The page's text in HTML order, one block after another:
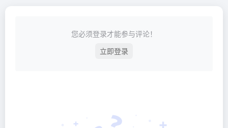
您必须登录才能参与评论！
立即登录